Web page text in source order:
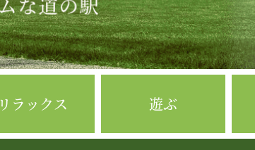
リラックス 遊ぶ